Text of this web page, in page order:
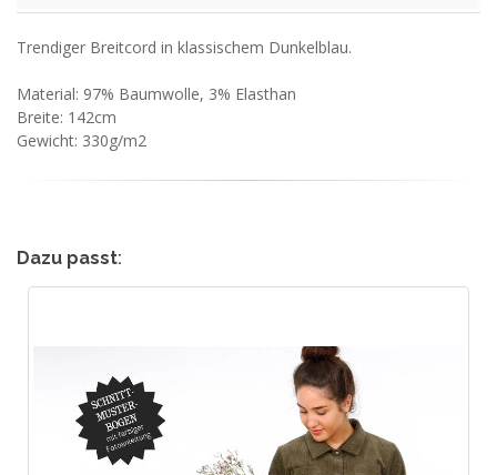
Trendiger Breitcord in klassischem Dunkelblau.
Material: 97% Baumwolle, 3% Elasthan
Breite: 142cm
Gewicht: 330g/m2
Dazu passt: